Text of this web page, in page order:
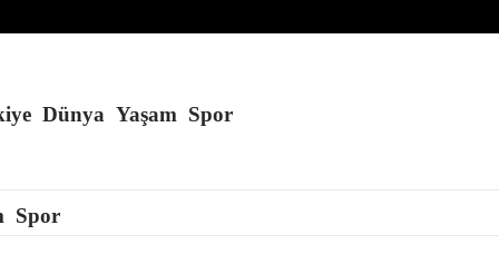
alan küle döndü
Dünya Yaşam Spor
Spor